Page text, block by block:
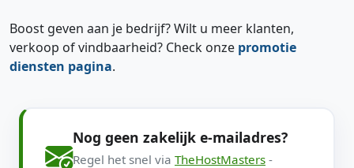
Boost geven aan je bedrijf? Wilt u meer klanten,
verkoop of vindbaarheid? Check onze promotie
diensten pagina.
Nog geen zakelijk e-mailadres?
Regel het snel via TheHostMasters -